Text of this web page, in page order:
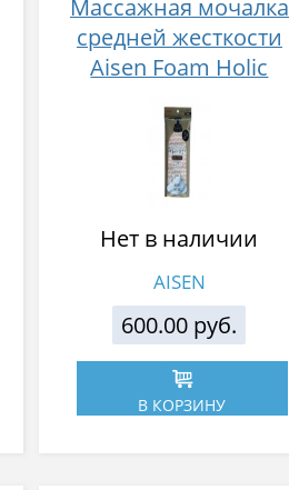
Массажная мочалка
средней жесткости
Aisen Foam Holic
Нет в наличии
AISEN
600.00 руб.
В КОРЗИНУ